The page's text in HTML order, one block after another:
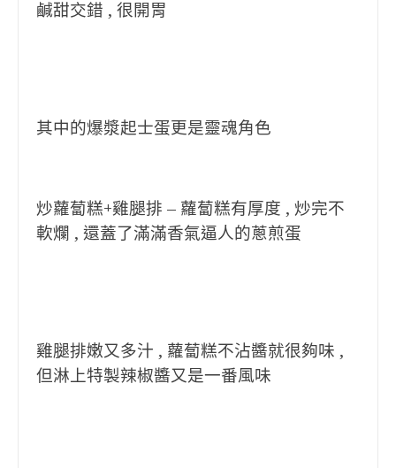
鹹甜交錯 , 很開胃
其中的爆漿起士蛋更是靈魂角色
炒蘿蔔糕+雞腿排 – 蘿蔔糕有厚度 , 炒完不
軟爛 , 還蓋了滿滿香氣逼人的蔥煎蛋
雞腿排嫩又多汁 , 蘿蔔糕不沾醬就很夠味 ,
但淋上特製辣椒醬又是一番風味